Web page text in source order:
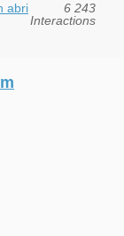
abri
6 243
Interactions